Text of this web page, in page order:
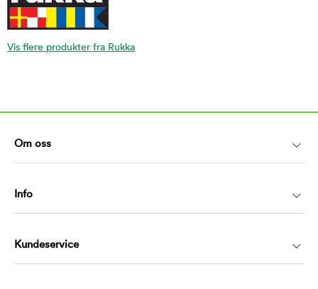
Vis flere produkter fra Rukka
Om oss
Info
Kundeservice